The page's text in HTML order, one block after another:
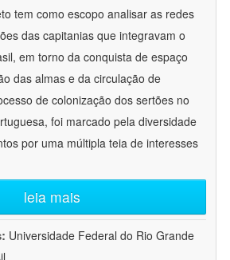
tem como escopo analisar as redes
das capitanias que integravam o
em torno da conquista de espaço
das almas e da circulação de
de colonização dos sertões no
foi marcado pela diversidade
por uma múltipla teia de interesses
leia mais
Universidade Federal do Rio Grande